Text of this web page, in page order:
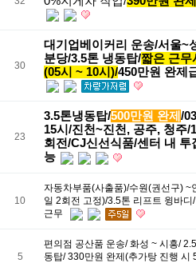
30
대기업베이커리 운송/서울~
분당/3.5톤 냉동탑/짧은 근무
(05시 ~ 10시)/450만원 완제
23
3.5톤냉동탑/500만원 완제 /
15시/진천~진천, 공주, 청주/
회전/CJ신선식품/센터 내 투
능
10
자동차부품(사출품)/수원(권선구) ~
일 2회전 고정)/3.5톤 리프트 윙바디
근무
5
편의점 공산품 운송/ 화성 ~ 시흥/
동탑/ 330만원 완제(추가탕 진행 시